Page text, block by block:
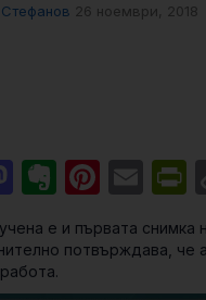
26 ноември, 2018
Mastodon
Evernote
е и първата снимка
потвърждава, че